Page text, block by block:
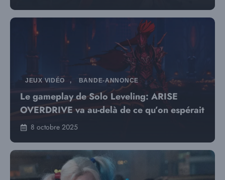
JEUX VIDÉO , BANDE-ANNONCE
Le gameplay de Solo Leveling: ARISE
OVERDRIVE va au-delà de ce qu’on espérait
8 octobre 2025